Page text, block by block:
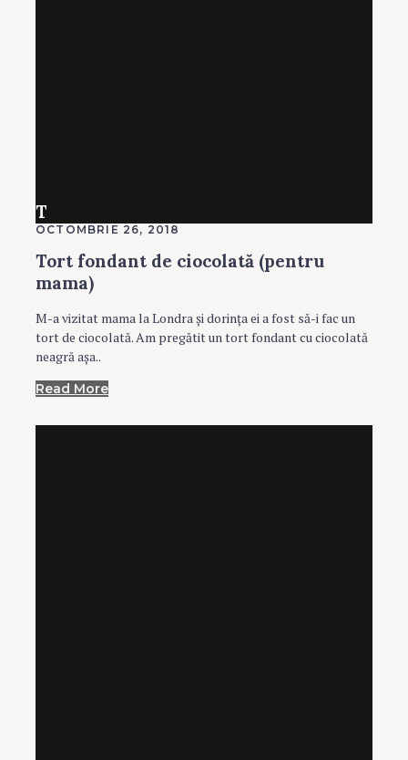
T
OCTOMBRIE 26, 2018
Tort fondant de ciocolată (pentru
mama)
M-a vizitat mama la Londra şi dorinţa ei a fost să-i fac un
tort de ciocolată. Am pregătit un tort fondant cu ciocolată
neagră aşa..
Read More